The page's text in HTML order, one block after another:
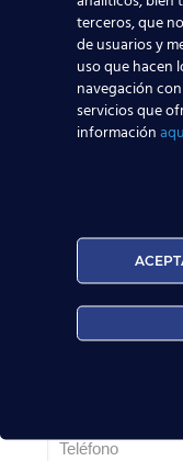
Leer más
¡Últimas
– Tercer
terceros, que
de usuarios y
uso que hacen
navegación
servicios que
información